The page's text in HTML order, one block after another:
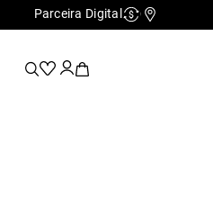
Parceira Digital Cashback